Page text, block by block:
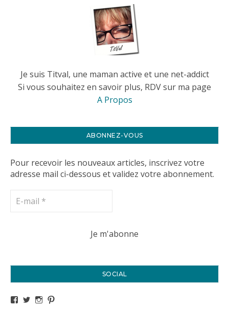
Je suis Titval, une maman active et une net-addict
Si vous souhaitez en savoir plus, RDV sur ma page
A Propos
ABONNEZ-VOUS
Pour recevoir les nouveaux articles, inscrivez votre
adresse mail ci-dessous et validez votre abonnement.
SOCIAL
Voir le profil de titval35 sur Facebook
Voir le profil de titval35 sur Twitter
Voir le profil de titval35 sur Instagram